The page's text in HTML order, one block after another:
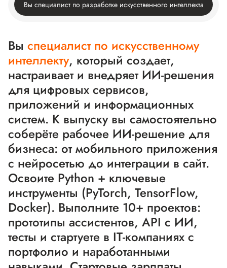
Вы специалист по разработке искусственного интеллекта
Вы специалист по искусственному
интеллекту, который создает,
настраивает и внедряет ИИ-решения
для цифровых сервисов,
приложений и информационных
систем. К выпуску вы самостоятельно
соберёте рабочее ИИ-решение для
бизнеса: от мобильного приложения
с нейросетью до интеграции в сайт.
Освоите Python + ключевые
инструменты (PyTorch, TensorFlow,
Docker). Выполните 10+ проектов:
прототипы ассистентов, API с ИИ,
тесты и стартуете в IT-компаниях с
портфолио и наработанными